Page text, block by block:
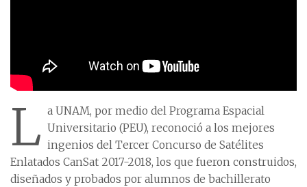
L a UNAM, por medio del Programa Espacial
Universitario (PEU), reconoció a los mejores
ingenios del Tercer Concurso de Satélites
Enlatados CanSat 2017-2018, los que fueron construidos,
diseñados y probados por alumnos de bachillerato